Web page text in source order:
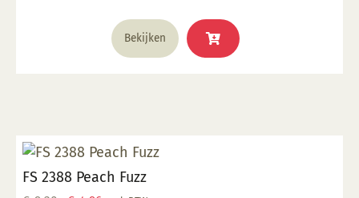
Bekijken
FS 2388 Peach Fuzz